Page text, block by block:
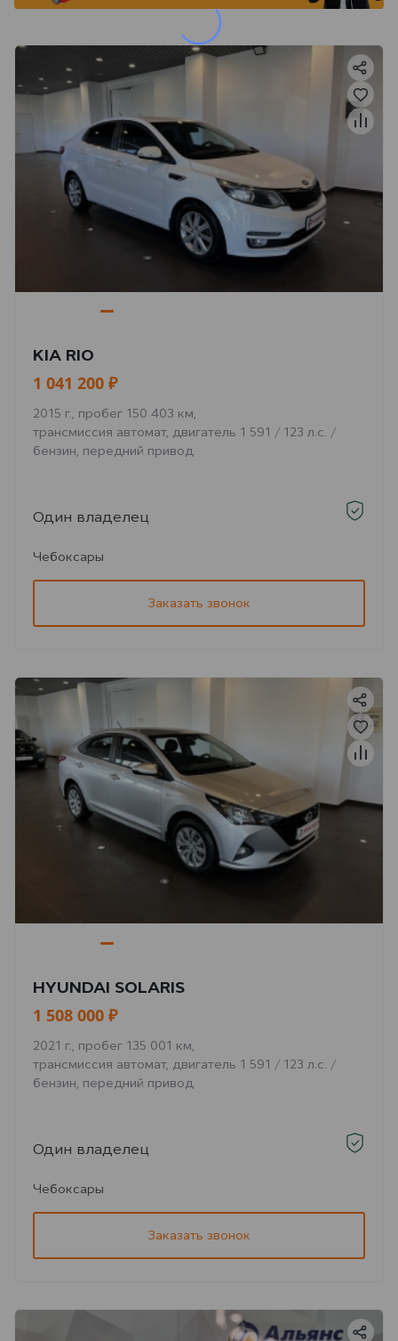
KIA RIO
1 041 200 ₽
2015 г., пробег 150 403 км,
трансмиссия автомат, двигатель 1 591 / 123 л.с. /
бензин, передний привод
Один владелец
Чебоксары
Заказать звонок
HYUNDAI SOLARIS
1 508 000 ₽
2021 г., пробег 135 001 км,
трансмиссия автомат, двигатель 1 591 / 123 л.с. /
бензин, передний привод
Один владелец
Чебоксары
Заказать звонок